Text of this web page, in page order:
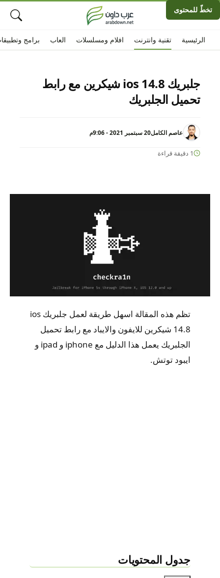
تخطّ للمحتوى
الرئيسية افلام ومسلسلات تقنية وانترنت العاب برامج
جلبريك ios 14.8 شيكرين مع رابط
تحميل الجلبريك
عاصم الكامل20 سبتمبر 2021 - 9:06م
1 دقيقة قراءة
تظم هذه المقالة اسهل طريقة لعمل جلبريك ios
14.8 شيكرين للايفون والايباد مع رابط تحميل
الجلبريك يعمل هذا الدليل مع iphone و ipad و
ايبود توتش.
جدول المحتويات